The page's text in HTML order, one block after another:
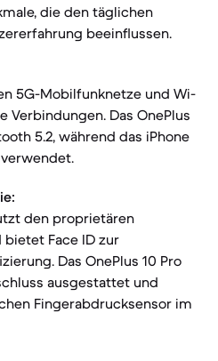
die den täglichen
beeinflussen.
5G-Mobilfunknetze und Wi-
Verbindungen. Das OnePlus
5.2, während das iPhone
verwendet.
den proprietären
Face ID zur
Das OnePlus 10 Pro
ausgestattet und
Fingerabdrucksensor im